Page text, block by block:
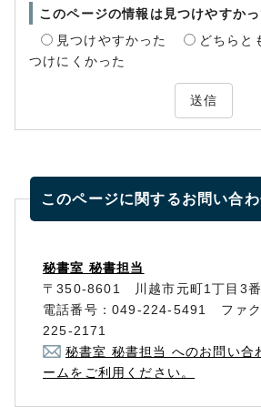
このページの情報は見つけやすか
見つけやすかった
どちらと
つけにくかった
送信
このページに関するお問い合
秘書室 秘書担当
〒350-8601 川越市元町1丁目3番
電話番号：049-224-5491 ファ
225-2171
秘書室 秘書担当 へのお問い合
ームをご利用ください。